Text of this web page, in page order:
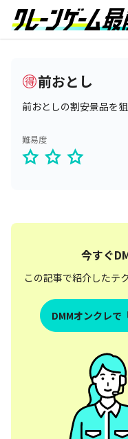
前おとし
前おとしの割安景品を
難易度
今すぐ
この記事で紹介したテ
DMMオンクレで